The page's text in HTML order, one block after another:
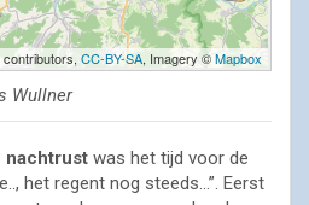
contributors, CC-BY-SA, Imagery ©Mapbox
Wullner
nachtrust was het tijd voor de
het regent nog steeds…”. Eerst